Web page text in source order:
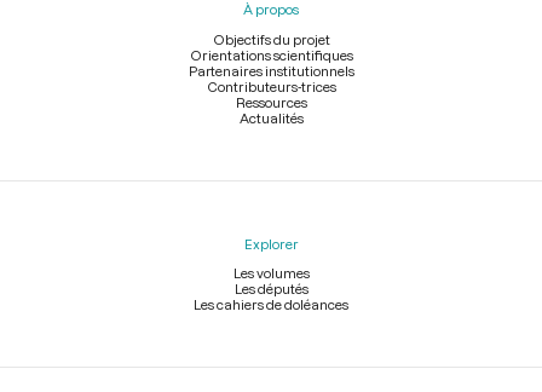
À propos
Objectifs du projet
Orientations scientifiques
Partenaires institutionnels
Contributeurs-trices
Ressources
Actualités
Explorer
Les volumes
Les députés
Les cahiers de doléances